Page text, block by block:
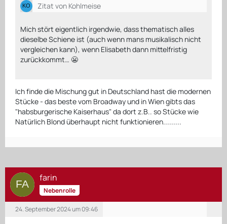
Zitat von Kohlmeise
Mich stört eigentlich irgendwie, dass thematisch alles
dieselbe Schiene ist (auch wenn mans musikalisch nicht
vergleichen kann), wenn Elisabeth dann mittelfristig
zurückkommt… 😬
Ich finde die Mischung gut in Deutschland hast die modernen
Stücke - das beste vom Broadway und in Wien gibts das
"habsburgerische Kaiserhaus" da dort z.B.. so Stücke wie
Natürlich Blond überhaupt nicht funktionieren.........
farin
Nebenrolle
24. September 2024 um 09:46